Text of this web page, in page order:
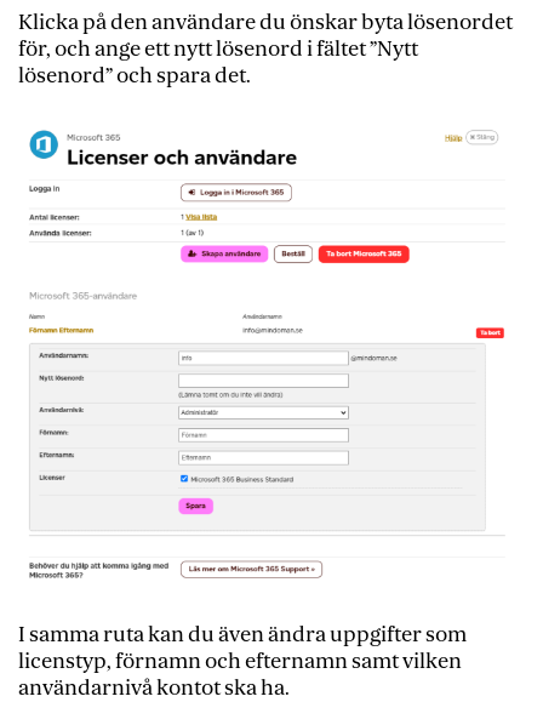
Klicka på den användare du önskar byta lösenordet
för, och ange ett nytt lösenord i fältet ”Nytt
lösenord” och spara det.
I samma ruta kan du även ändra uppgifter som
licenstyp, förnamn och efternamn samt vilken
användarnivå kontot ska ha.